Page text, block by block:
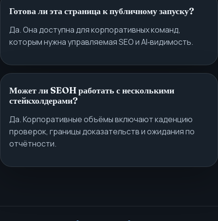
Готова ли эта страница к публичному запуску?
Да. Она доступна для корпоративных команд,
которым нужна управляемая SEO и AI‑видимость.
Может ли SEOH работать с несколькими
стейкхолдерами?
Да. Корпоративные объёмы включают каденцию
проверок, границы доказательств и ожидания по
отчётности.